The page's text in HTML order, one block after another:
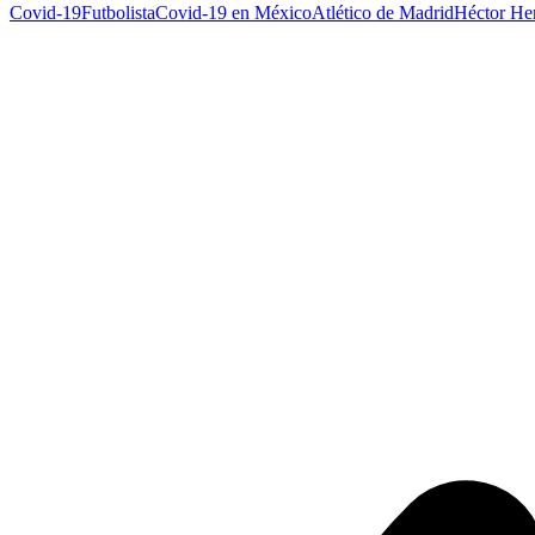
Covid-19FutbolistaCovid-19 en MéxicoAtlético de MadridHéctor